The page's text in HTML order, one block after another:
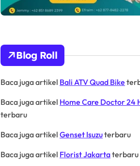
Blog Roll
Baca juga artikel Bali ATV Quad Bike
Baca juga artikel Home Care Doctor 24
terbaru
Baca juga artikel Genset Isuzuterbaru
Baca juga artikel Florist Jakartaterbaru